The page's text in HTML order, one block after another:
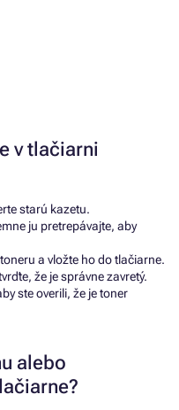
v tlačiarni
starú kazetu.
ju pretrepávajte, aby
a vložte ho do tlačiarne.
že je správne zavretý.
ste overili, že je toner
alebo